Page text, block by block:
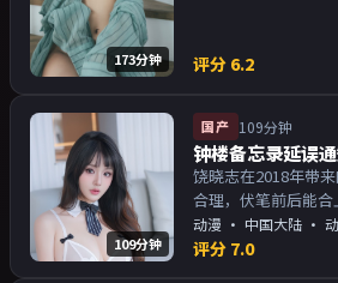
173分钟 评分 6.2
109分钟
国产 109分钟
钟楼备忘录延误
饶晓志在2018年带
合理，伏笔前后能
当。主演以演技派为
物关系的观众加入片
动漫 · 中国大陆 ·
评分 7.0